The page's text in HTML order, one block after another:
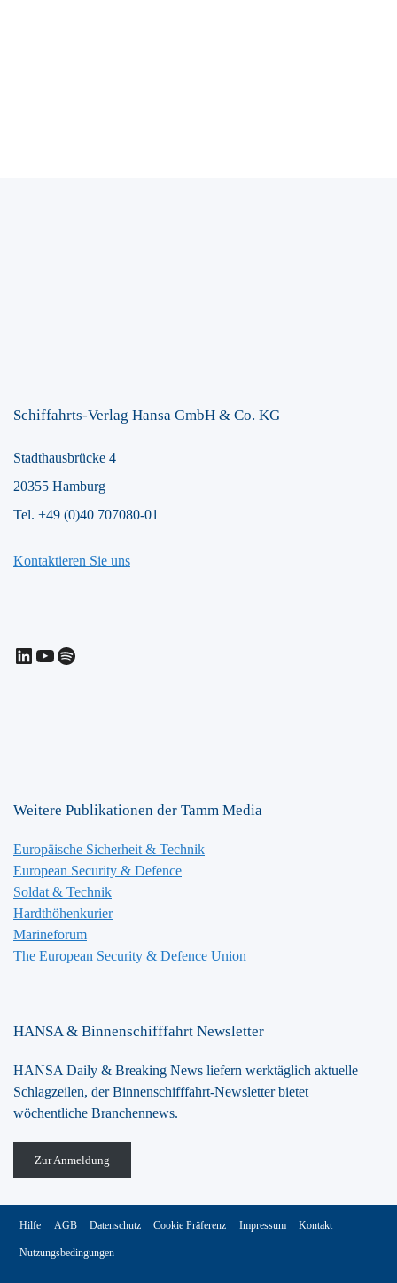
Schiffahrts-Verlag Hansa GmbH & Co. KG
Stadthausbrücke 4
20355 Hamburg
Tel. +49 (0)40 707080-01
Kontaktieren Sie uns
LinkedIn
YouTube
Spotify
Weitere Publikationen der Tamm Media
Europäische Sicherheit & Technik
European Security & Defence
Soldat & Technik
Hardthöhenkurier
Marineforum
The European Security & Defence Union
HANSA & Binnenschifffahrt Newsletter
HANSA Daily & Breaking News liefern werktäglich aktuelle
Schlagzeilen, der Binnenschifffahrt-Newsletter bietet
wöchentliche Branchennews.
Zur Anmeldung
Hilfe AGB Datenschutz Cookie Präferenz Impressum Kontakt
Nutzungsbedingungen